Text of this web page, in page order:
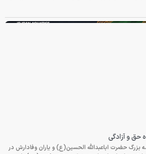
حق و آزادگی
بزرگ حضرت اباعبدالله الحسین(ع) و یاران وفادارش در